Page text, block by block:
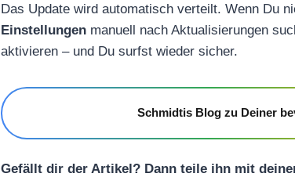
Das Update wird automatisch verteilt. Wenn Du
Einstellungen manuell nach Aktualisierungen
aktivieren – und Du surfst wieder sicher.
Schmidtis Blog zu Deiner
Gefällt dir der Artikel? Dann teile ihn mit